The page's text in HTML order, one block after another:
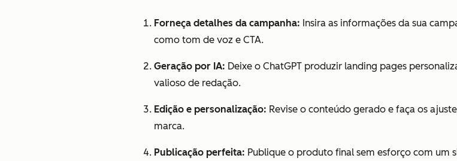
Forneça detalhes da campanha: Insira as informações da sua
como tom de voz e CTA.
Geração por IA: Deixe o ChatGPT produzir landing pages
valioso de redação.
Edição e personalização: Revise o conteúdo gerado e faça os
marca.
Publicação perfeita: Publique o produto final sem esforço com um